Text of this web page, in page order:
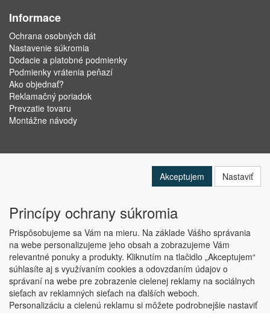
Informace
Ochrana osobných dát
Nastavenie súkromia
Dodacie a platobné podmienky
Podmienky vrátenia peňazí
Ako objednať?
Reklamačný poriadok
Prevzatie tovaru
Montážne návody
Copyright © ABRA Software a.s. 2019
Akceptujem Nastaviť
Princípy ochrany súkromia
Prispôsobujeme sa Vám na mieru. Na základe Vášho správania
na webe personalizujeme jeho obsah a zobrazujeme Vám
relevantné ponuky a produkty. Kliknutím na tlačidlo „Akceptujem“
súhlasíte aj s využívaním cookies a odovzdaním údajov o
správaní na webe pre zobrazenie cielenej reklamy na sociálnych
sieťach av reklamných sieťach na ďalších weboch.
Personalizáciu a cielenú reklamu si môžete podrobnejšie nastaviť